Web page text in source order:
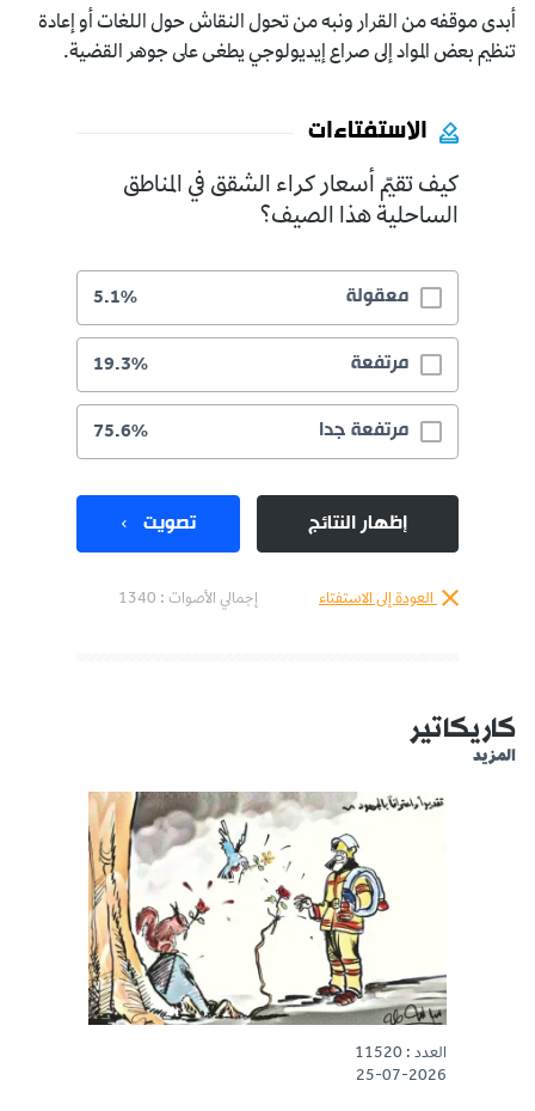
أبدى موقفه من القرار ونبه من تحول النقاش حول اللغات أو إعادة
تنظيم بعض المواد إلى صراع إيديولوجي يطغى على جوهر القضية.
الاستفتاءات
كيف تقيّم أسعار كراء الشقق في المناطق
الساحلية هذا الصيف؟
معقولة 5.1%
مرتفعة 19.3%
مرتفعة جدا 75.6%
إظهار النتائج تصويت
العودة إلى الاستفتاء إجمالي الأصوات : 1340
كاريكاتير
المزيد
العدد : 11520
25-07-2026